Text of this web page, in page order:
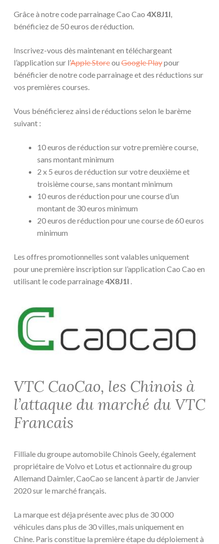
Grâce à notre code parrainage Cao Cao 4X8J1I,
bénéficiez de 50 euros de réduction.
Inscrivez-vous dès maintenant en téléchargeant
l’application sur l’Apple Storeou Google Playpour
bénéficier de notre code parrainage et des réductions sur
vos premières courses.
Vous bénéficierez ainsi de réductions selon le barème
suivant :
10 euros de réduction sur votre première course,
sans montant minimum
2 x 5 euros de réduction sur votre deuxième et
troisième course, sans montant minimum
10 euros de réduction pour une course d’un
montant de 30 euros minimum
20 euros de réduction pour une course de 60 euros
minimum
Les offres promotionnelles sont valables uniquement
pour une première inscription sur l’application Cao Cao en
utilisant le code parrainage4X8J1I .
VTC CaoCao, les Chinois à
l’attaque du marché du VTC
Francais
Filliale du groupe automobile Chinois Geely, également
propriétaire de Volvo et Lotus et actionnaire du group
Allemand Daimler, CaoCao se lancent à partir de Janvier
2020 sur le marché français.
La marque est déja présente avec plus de 30 000
véhicules dans plus de 30 villes, mais uniquement en
Chine. Paris constitue la première étape du déploiement à